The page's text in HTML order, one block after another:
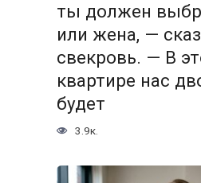
ты должен
или жена, —
свекровь. — В
квартире нас
будет
3.9к.